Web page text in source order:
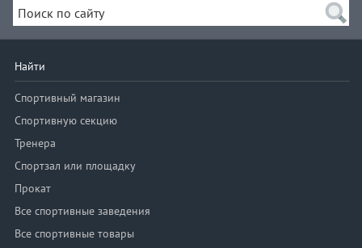
Найти
Спортивный магазин
Спортивную секцию
Тренера
Спортзал или площадку
Прокат
Все спортивные заведения
Все спортивные товары